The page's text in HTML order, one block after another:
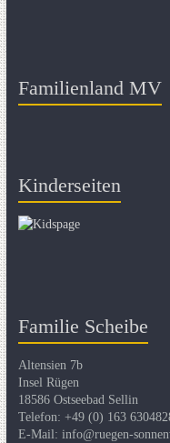
Familienland MV
Kinderseiten
Familie Scheibe
Altensien 7b
Insel Rügen
18586 Ostseebad Sellin
Telefon: +49 (0) 163
E-Mail: info@ruegen-